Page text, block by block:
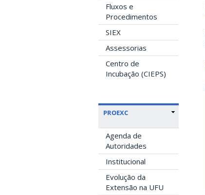
Fluxos e
Procedimentos
SIEX
Assessorias
Centro de
Incubação (CIEPS)
PROEXC
Agenda de
Autoridades
Institucional
Evolução da
Extensão na UFU